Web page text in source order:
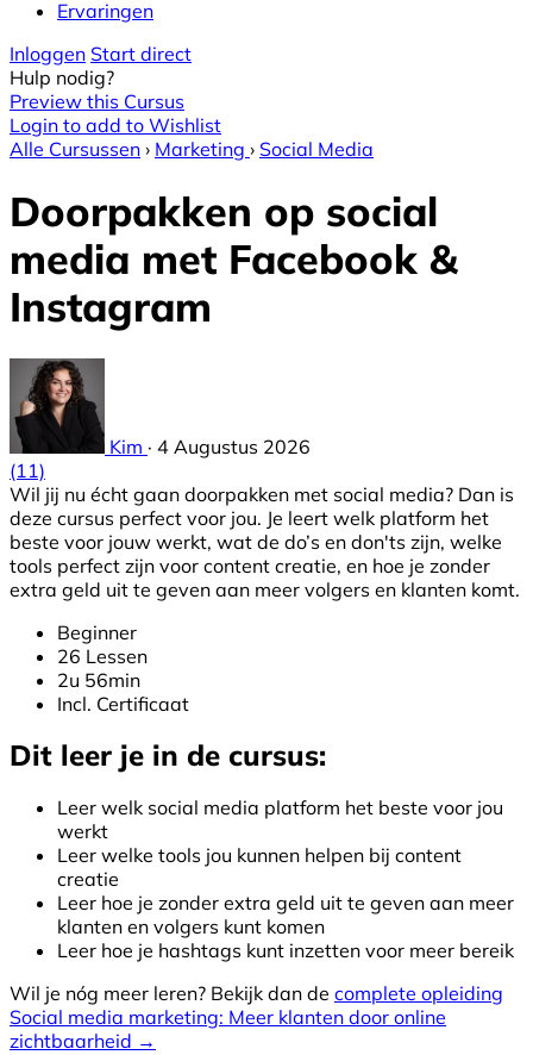
Ervaringen
Inloggen Start direct
Hulp nodig?
Preview this Cursus
Login to add to Wishlist
Alle Cursussen › Marketing › Social Media
Doorpakken op social
media met Facebook &
Instagram
Kim · 4 Augustus 2026
(11)
Wil jij nu écht gaan doorpakken met social media? Dan is
deze cursus perfect voor jou. Je leert welk platform het
beste voor jouw werkt, wat de do’s en don'ts zijn, welke
tools perfect zijn voor content creatie, en hoe je zonder
extra geld uit te geven aan meer volgers en klanten komt.
Beginner
26 Lessen
2u 56min
Incl. Certificaat
Dit leer je in de cursus:
Leer welk social media platform het beste voor jou
werkt
Leer welke tools jou kunnen helpen bij content
creatie
Leer hoe je zonder extra geld uit te geven aan meer
klanten en volgers kunt komen
Leer hoe je hashtags kunt inzetten voor meer bereik
Wil je nóg meer leren? Bekijk dan de complete opleiding
Social media marketing: Meer klanten door online
zichtbaarheid →